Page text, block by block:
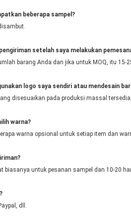
beberapa sampel?
setelah saya melakukan
barang Anda dan jika untuk MOQ, itu 15-
logo saya sendiri atau mendesain
disesuaikan pada produksi massal
warna?
warna opsional untuk setiap item dan
biasanya untuk pesanan sampel dan 10-20
dll.